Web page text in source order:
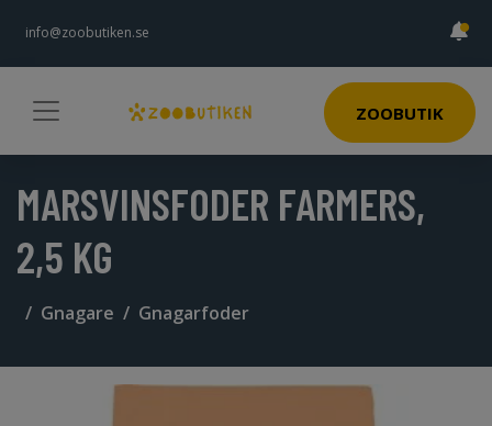
info@zoobutiken.se
ZOOBUTIK
MARSVINSFODER FARMERS,
2,5 KG
Gnagare Gnagarfoder